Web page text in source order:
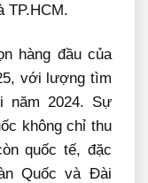
TP.HCM.
hàng đầu của
với lượng tìm
năm 2024. Sự
không chỉ thu
quốc tế, đặc
Quốc và Đài